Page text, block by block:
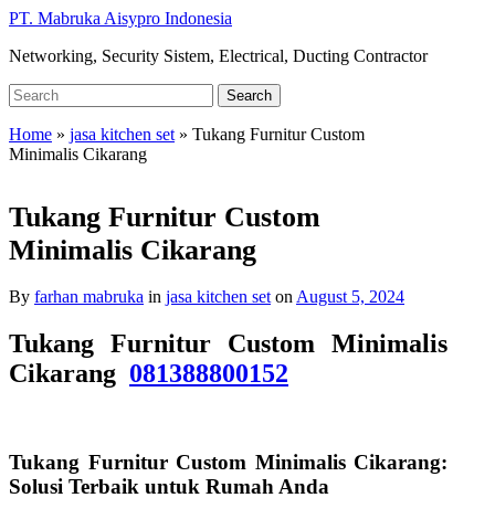
Skip
main
PT. Mabruka Aisypro Indonesia
Networking, Security Sistem, Electrical, Ducting Contractor
Search
for:
Search
Home » jasa kitchen set » Tukang Furnitur Custom
Minimalis Cikarang
Tukang Furnitur Custom
Minimalis Cikarang
By farhan mabruka in jasa kitchen set on August 5, 2024
Tukang Furnitur Custom Minimalis
Cikarang 081388800152
Tukang Furnitur Custom Minimalis Cikarang:
Solusi Terbaik untuk Rumah Anda